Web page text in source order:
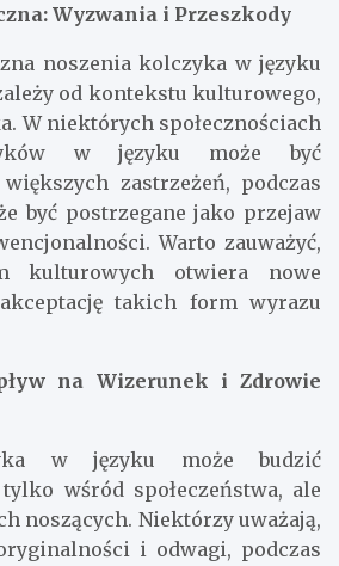
Wyzwania i Przeszkody
noszenia kolczyka w języku
od kontekstu kulturowego,
W niektórych społecznościach
w języku może być
zastrzeżeń, podczas
być postrzegane jako przejaw
Warto zauważyć,
kulturowych otwiera nowe
takich form wyrazu
na Wizerunek i Zdrowie
w języku może budzić
wśród społeczeństwa, ale
noszących. Niektórzy uważają,
i odwagi, podczas